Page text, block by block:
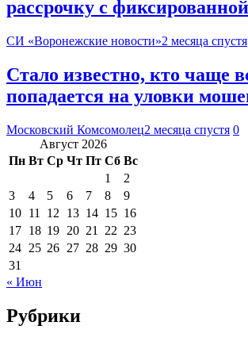
рассрочку с
СИ «Воронежские новости»2 месяца спустя
Стало известно, кто чаще
попадается на уловки
Московский Комсомолец2 месяца спустя 0
Август 2026
Пн Вт Ср Чт Пт Сб Вс
1
2
3
4 5 6 7 8
9
10 11 12 13 14 15 16
17 18 19 20 21 22 23
24 25 26 27 28 29 30
31
« Июн
Рубрики